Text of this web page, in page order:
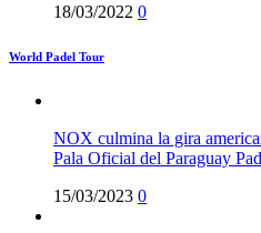
18/03/2022 0
World Padel Tour
NOX culmina la gira
Pala Oficial del Paraguay
15/03/2023 0